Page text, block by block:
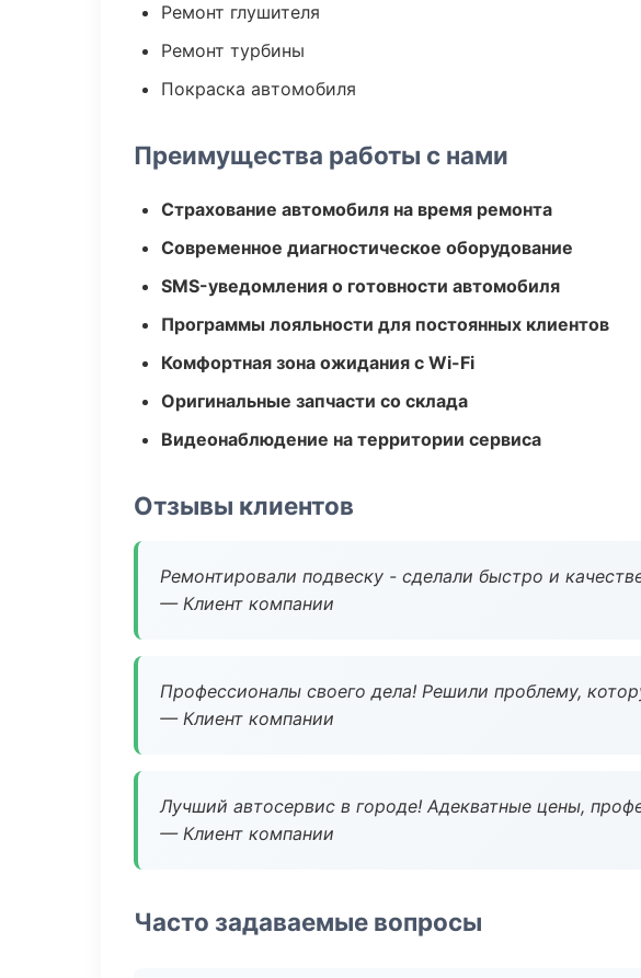
Ремонт глушителя
Ремонт турбины
Покраска автомобиля
Преимущества работы с нами
Страхование автомобиля на время ремонта
Современное диагностическое оборудование
SMS-уведомления о готовности автомобиля
Программы лояльности для постоянных клиентов
Комфортная зона ожидания с Wi-Fi
Оригинальные запчасти со склада
Видеонаблюдение на территории сервиса
Отзывы клиентов
Ремонтировали подвеску - сделали быстро и
— Клиент компании
Профессионалы своего дела! Решили проблему,
— Клиент компании
Лучший автосервис в городе! Адекватные цены,
— Клиент компании
Часто задаваемые вопросы